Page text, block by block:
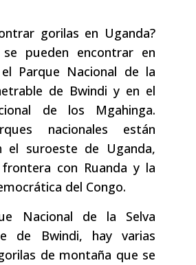
gorilas en Uganda?
pueden encontrar en
Parque Nacional de la
de Bwindi y en el
de los Mgahinga.
nacionales están
el suroeste de Uganda,
con Ruanda y la
del Congo.
Nacional de la Selva
de Bwindi, hay varias
de montaña que se